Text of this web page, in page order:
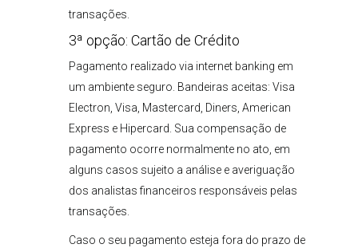
transações.
3ª opção: Cartão de Crédito
Pagamento realizado via internet banking em
um ambiente seguro. Bandeiras aceitas: Visa
Electron, Visa, Mastercard, Diners, American
Express e Hipercard. Sua compensação de
pagamento ocorre normalmente no ato, em
alguns casos sujeito a análise e averiguação
dos analistas financeiros responsáveis pelas
transações.
Caso o seu pagamento esteja fora do prazo de